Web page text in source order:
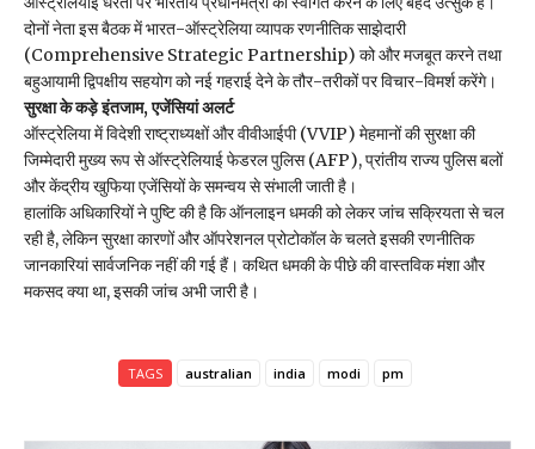
दोनों नेता इस बैठक में भारत-ऑस्ट्रेलिया व्यापक रणनीतिक साझेदारी
(Comprehensive Strategic Partnership) को और मजबूत करने तथा
बहुआयामी द्विपक्षीय सहयोग को नई गहराई देने के तौर-तरीकों पर विचार-विमर्श करेंगे।
सुरक्षा के कड़े इंतजाम, एजेंसियां अलर्ट
ऑस्ट्रेलिया में विदेशी राष्ट्राध्यक्षों और वीवीआईपी (VVIP) मेहमानों की सुरक्षा की
जिम्मेदारी मुख्य रूप से ऑस्ट्रेलियाई फेडरल पुलिस (AFP), प्रांतीय राज्य पुलिस बलों
और केंद्रीय खुफिया एजेंसियों के समन्वय से संभाली जाती है।
हालांकि अधिकारियों ने पुष्टि की है कि ऑनलाइन धमकी को लेकर जांच सक्रियता से चल
रही है, लेकिन सुरक्षा कारणों और ऑपरेशनल प्रोटोकॉल के चलते इसकी रणनीतिक
जानकारियां सार्वजनिक नहीं की गई हैं। कथित धमकी के पीछे की वास्तविक मंशा और
मकसद क्या था, इसकी जांच अभी जारी है।
TAGS australian india modi pm